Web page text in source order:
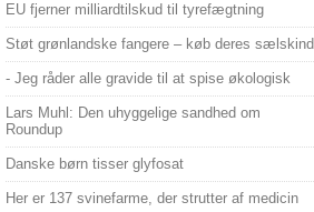
EU fjerner milliardtilskud til tyrefægtning
Støt grønlandske fangere – køb deres sælskind
- Jeg råder alle gravide til at spise økologisk
Lars Muhl: Den uhyggelige sandhed om
Roundup
Danske børn tisser glyfosat
Her er 137 svinefarme, der strutter af medicin